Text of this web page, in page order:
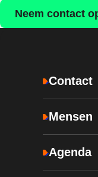
Neem contact
Contact
Mensen
Agenda